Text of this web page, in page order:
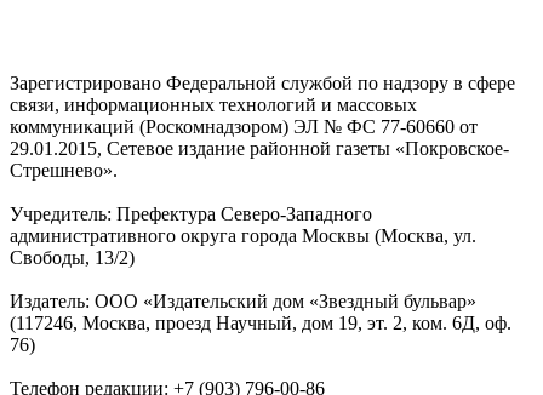
Зарегистрировано Федеральной службой по надзору в сфере
связи, информационных технологий и массовых
коммуникаций (Роскомнадзором) ЭЛ № ФС 77-60660 от
29.01.2015, Сетевое издание районной газеты «Покровское-
Стрешнево».
Учредитель: Префектура Северо-Западного
административного округа города Москвы (Москва, ул.
Свободы, 13/2)
Издатель: ООО «Издательский дом «Звездный бульвар»
(117246, Москва, проезд Научный, дом 19, эт. 2, ком. 6Д, оф.
76)
Телефон редакции: +7 (903) 796-00-86